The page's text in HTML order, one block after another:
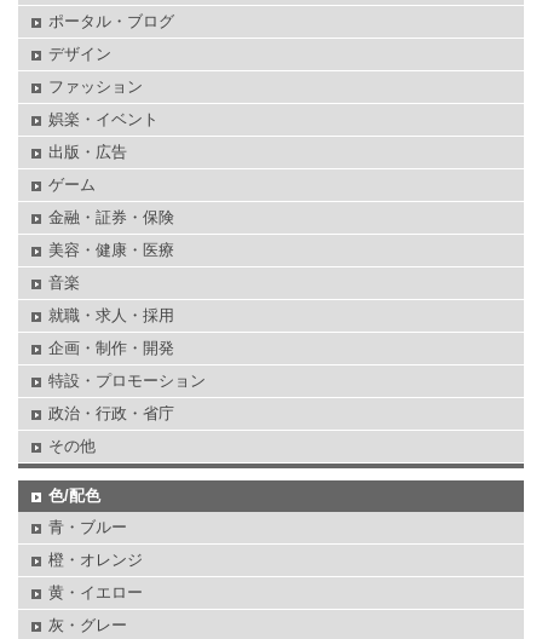
ポータル・ブログ
デザイン
ファッション
娯楽・イベント
出版・広告
ゲーム
金融・証券・保険
美容・健康・医療
音楽
就職・求人・採用
企画・制作・開発
特設・プロモーション
政治・行政・省庁
その他
色/配色
青・ブルー
橙・オレンジ
黄・イエロー
灰・グレー